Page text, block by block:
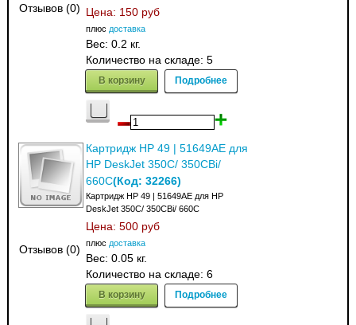
Отзывов (0) Цена: 150 руб
плюс доставка
Вес:0.2 кг.
Количество на складе:5
В корзину Подробнее
Отзывов (0)
Картридж HP 49 | 51649AE для
HP DeskJet 350C/ 350CBi/
660С(Код:32266)
Картридж HP 49 | 51649AE для HP
DeskJet 350C/ 350CBi/ 660С
Цена:500 руб
плюс доставка
Вес:0.05 кг.
Количество на складе:6
В корзину Подробнее